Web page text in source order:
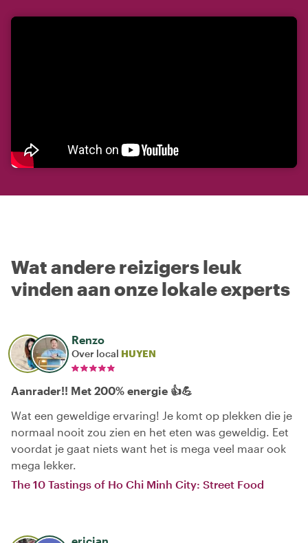
Wat andere reizigers leuk
vinden aan onze lokale experts
Renzo
Over local HUYEN
Aanrader!! Met 200% energie 👍💪
Wat een geweldige ervaring! Je komt op plekken die je
normaal nooit zou zien en het eten was geweldig. Eet
voordat je gaat niets want het is mega veel maar ook
mega lekker.
The 10 Tastings of Ho Chi Minh City: Street Food